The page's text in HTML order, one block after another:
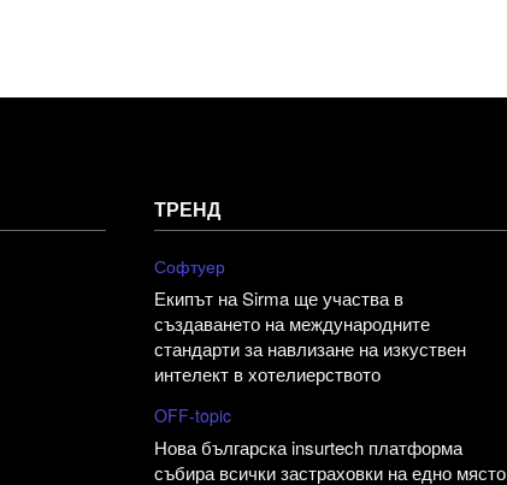
ТРЕНД
Софтуер
Екипът на Sirma ще участва в
създаването на международните
стандарти за навлизане на изкуствен
интелект в хотелиерството
OFF-topic
Нова българска insurtech платформа
събира всички застраховки на едно място